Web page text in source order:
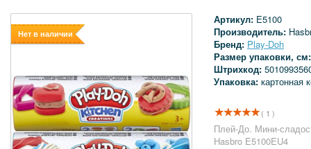
Нет в наличии
Артикул: E5100
Производитель:
Бренд: Play-Doh
Размер упаковки,
Штрихкод:
Упаковка: картонная
( 1 )
Плей-До. Мини-
Hasbro E5100EU4